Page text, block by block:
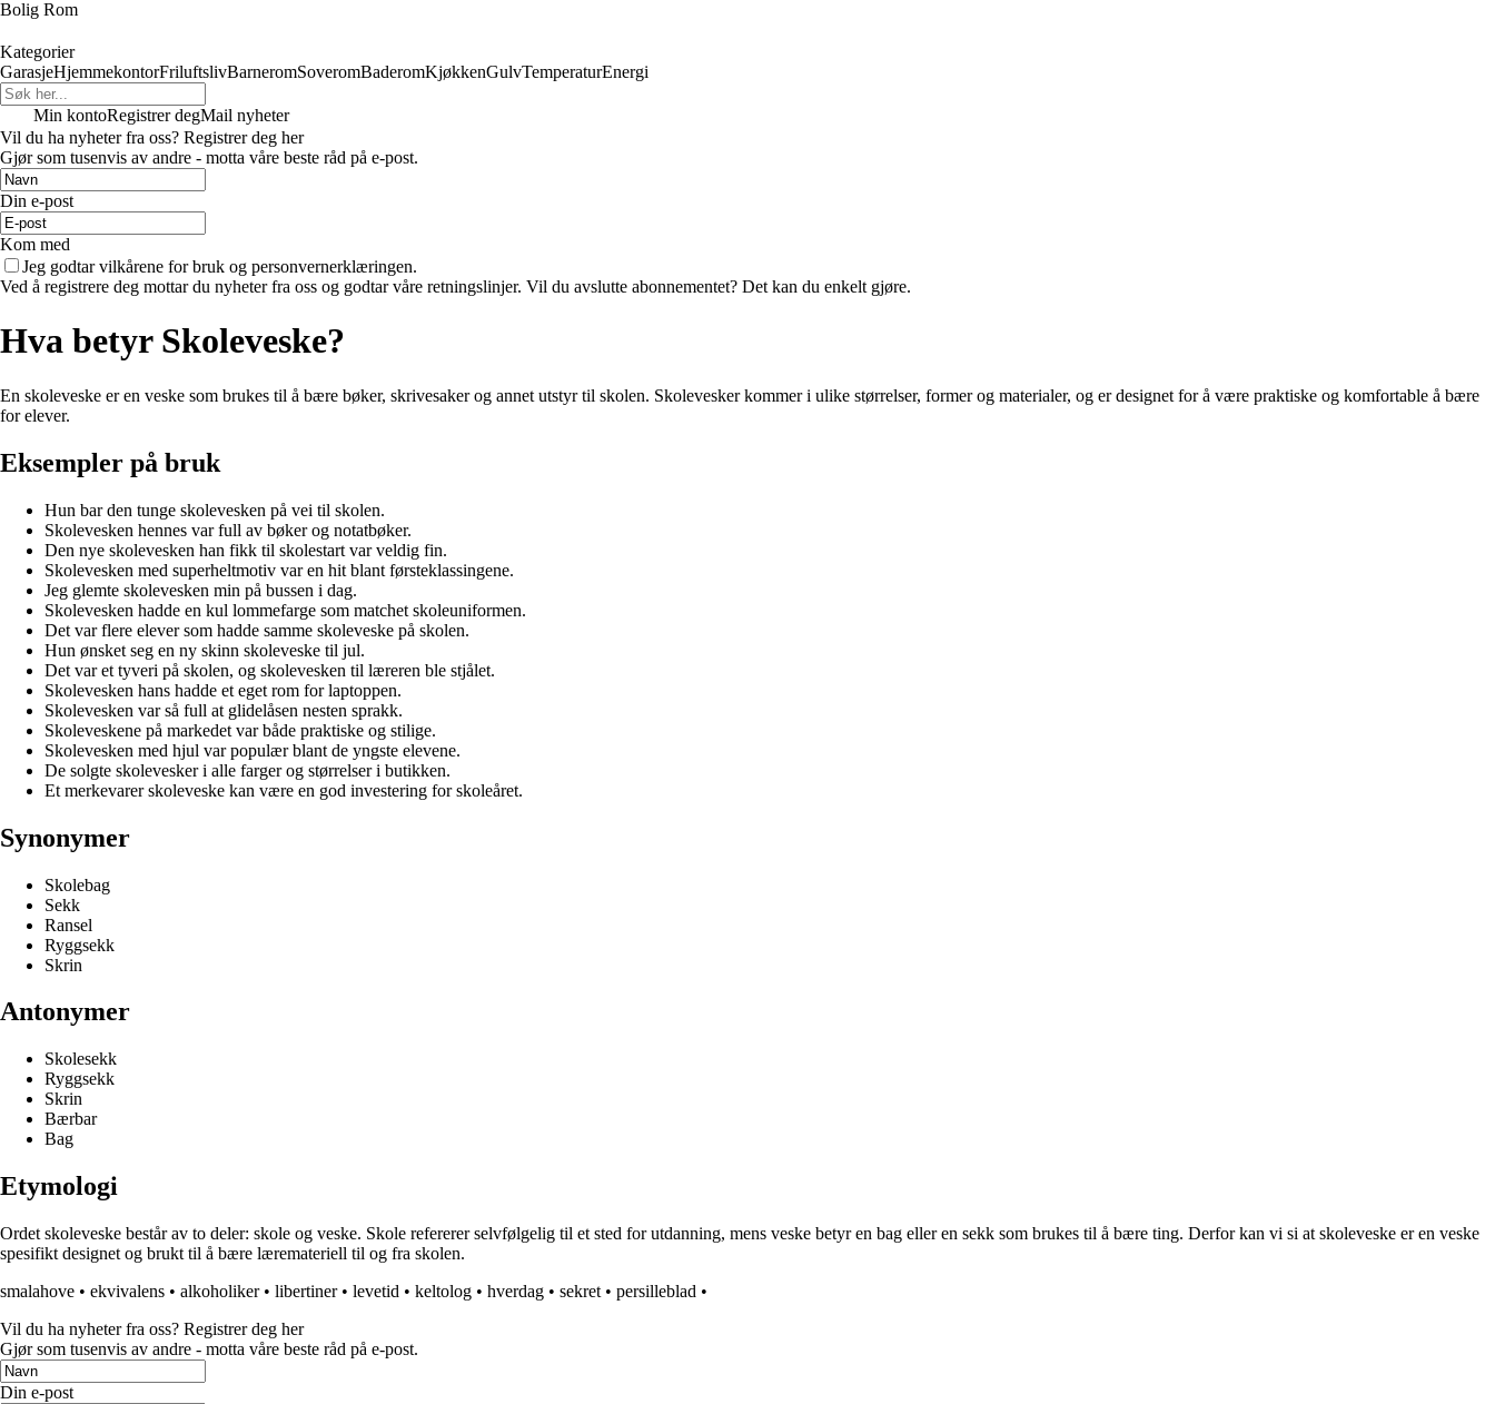
Bolig Rom
Kategorier
GarasjeHjemmekontorFriluftslivBarneromSoveromBaderomKjøkkenGulvTemperaturEnergi
Min kontoRegistrer degMail nyheter
Vil du ha nyheter fra oss? Registrer deg her
Gjør som tusenvis av andre - motta våre beste råd på e-post.
Din e-post
Kom med
Jeg godtar vilkårene for bruk og personvernerklæringen.
Ved å registrere deg mottar du nyheter fra oss og godtar våre retningslinjer. Vil du avslutte abonnementet? Det kan du enkelt gjøre.
Hva betyr Skoleveske?
En skoleveske er en veske som brukes til å bære bøker, skrivesaker og annet utstyr til skolen. Skolevesker kommer i ulike størrelser, former og materialer, og er designet for å være praktiske og komfortable å bære
for elever.
Eksempler på bruk
Hun bar den tunge skolevesken på vei til skolen.
Skolevesken hennes var full av bøker og notatbøker.
Den nye skolevesken han fikk til skolestart var veldig fin.
Skolevesken med superheltmotiv var en hit blant førsteklassingene.
Jeg glemte skolevesken min på bussen i dag.
Skolevesken hadde en kul lommefarge som matchet skoleuniformen.
Det var flere elever som hadde samme skoleveske på skolen.
Hun ønsket seg en ny skinn skoleveske til jul.
Det var et tyveri på skolen, og skolevesken til læreren ble stjålet.
Skolevesken hans hadde et eget rom for laptoppen.
Skolevesken var så full at glidelåsen nesten sprakk.
Skoleveskene på markedet var både praktiske og stilige.
Skolevesken med hjul var populær blant de yngste elevene.
De solgte skolevesker i alle farger og størrelser i butikken.
Et merkevarer skoleveske kan være en god investering for skoleåret.
Synonymer
Skolebag
Sekk
Ransel
Ryggsekk
Skrin
Antonymer
Skolesekk
Ryggsekk
Skrin
Bærbar
Bag
Etymologi
Ordet skoleveske består av to deler: skole og veske. Skole refererer selvfølgelig til et sted for utdanning, mens veske betyr en bag eller en sekk som brukes til å bære ting. Derfor kan vi si at skoleveske er en veske
spesifikt designet og brukt til å bære læremateriell til og fra skolen.
smalahove • ekvivalens • alkoholiker• libertiner• levetid • keltolog • hverdag • sekret • persilleblad •
Vil du ha nyheter fra oss? Registrer deg her
Gjør som tusenvis av andre - motta våre beste råd på e-post.
Din e-post